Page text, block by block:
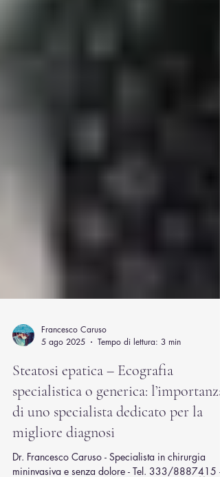
Francesco Caruso
5 ago 2025
Tempo di lettura: 3 min